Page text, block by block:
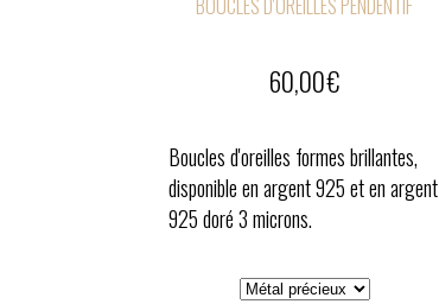
BOUCLES D'OREILLES PENDENTIF
60,00€
Boucles d'oreilles formes brillantes,
disponible en argent 925 et en argent
925 doré 3 microns.